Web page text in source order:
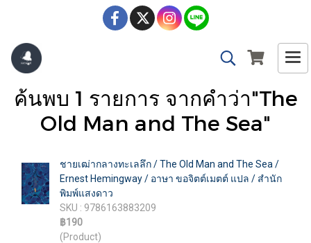
ค้นพบ 1 รายการ จากคำว่า"The
Old Man and The Sea"
ชายเฒ่ากลางทะเลลึก / The Old Man and The Sea /
Ernest Hemingway / อาษา ขอจิตต์เมตต์ แปล / สำนัก
พิมพ์แสงดาว
SKU : 9786163883209
฿190
(Product)